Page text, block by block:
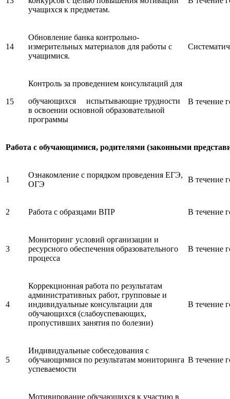
учащихся к предметам.
14
Обновление банка контрольно-
измерительных материалов для работы с
учащимися.
15
Контроль за проведением консультаций для
обучающихся испытывающие трудности
в освоении основной образовательной
программы
В течение
Работа с обучающимися, родителями (законными
1
Ознакомление с порядком проведения ЕГЭ,
ОГЭ
В течение
2 Работа с образцами ВПР В течение
3
Мониторинг условий организации и
ресурсного обеспечения образовательного
процесса
В течение
4
Коррекционная работа по результатам
административных работ, групповые и
индивидуальные консультации для
обучающихся (слабоуспевающих,
пропустивших занятия по болезни)
В течение
5
Индивидуальные собеседования с
обучающимися по результатам мониторинга
успеваемости
В течение
Мотивирование обучающихся к участию в